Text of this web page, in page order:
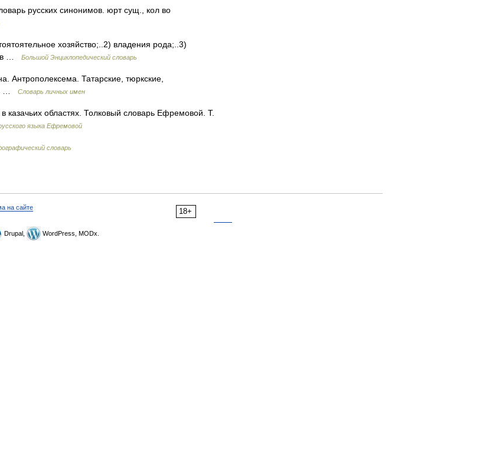
русских синонимов. юрт сущ., кол во
хозяйство;..2) владения рода;..3)
…
Большой Энциклопедический словарь
Татарские, тюркские,
…
Словарь личных имен
областях. Толковый словарь Ефремовой. Т.
языка Ефремовой
словарь
18+
на сайте
Drupal, WordPress, MODx.